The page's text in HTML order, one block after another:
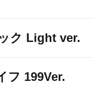
ク Light ver.
フ 199Ver.